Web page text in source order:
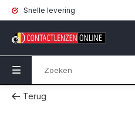
Snelle levering
Terug